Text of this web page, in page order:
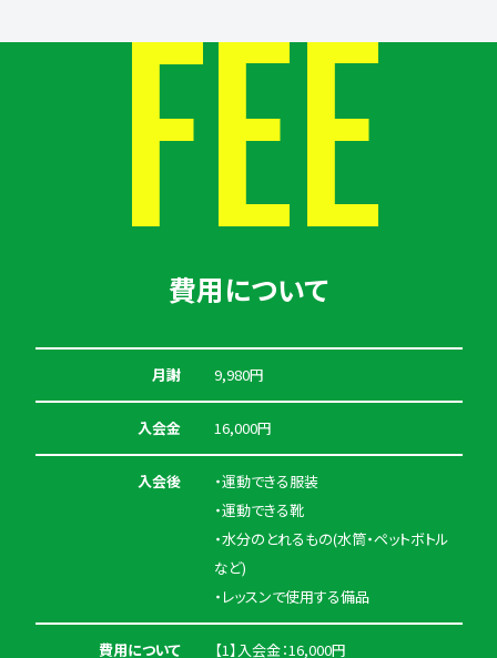
FEE
費用について
月謝 9,980円
入会金 16,000円
入会後
・運動できる服装
・運動できる靴
・水分のとれるもの(水筒・ペットボトル
など)
・レッスンで使用する備品
費用について
【1】入会金：16,000円